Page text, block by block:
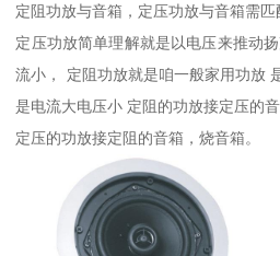
定阻功放与音箱，定压功放与音箱需匹
定压功放简单理解就是以电压来推动
流小， 定阻功放就是咱一般家用功放
是电流大电压小 定阻的功放接定压的
定压的功放接定阻的音箱，烧音箱。